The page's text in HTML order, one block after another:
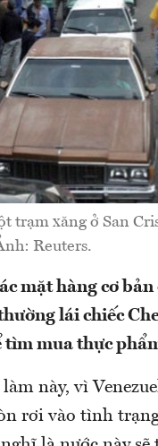
trạm xăng ở San
Reuters.
mặt hàng cơ bản
lái chiếc
mua thực
này, vì
rơi vào tình